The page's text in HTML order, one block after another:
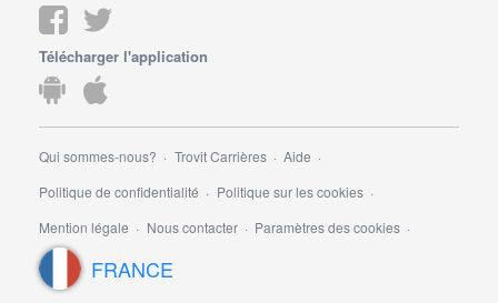
Télécharger l'application
Qui sommes-nous? Trovit Carrières
Aide
Politique de confidentialité
Politique sur les cookies
Mention légale
Nous contacter Paramètres des cookies
FRANCE